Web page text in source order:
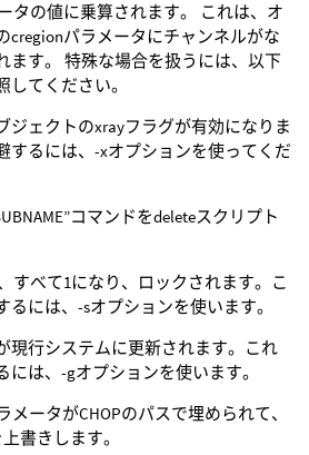
タの値に乗算されます。 これは、オ
cregionパラメータにチャンネルがな
ます。 特殊な場合を扱うには、以下
してください。
ジェクトのxrayフラグが有効になりま
するには、-xオプションを使ってくだ
コマンドをdeleteスクリプト
すべて1になり、ロックされます。こ
るには、-sオプションを使います。
現行システムに更新されます。これ
には、-gオプションを使います。
メータがCHOPのパスで埋められて、
書きします。